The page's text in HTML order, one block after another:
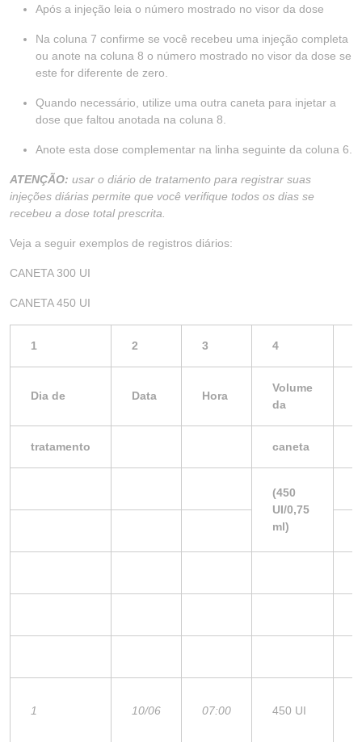
Após a injeção leia o número mostrado no visor da dose
Na coluna 7 confirme se você recebeu uma injeção completa
ou anote na coluna 8 o número mostrado no visor da dose se
este for diferente de zero.
Quando necessário, utilize uma outra caneta para injetar a
dose que faltou anotada na coluna 8.
Anote esta dose complementar na linha seguinte da coluna 6.
ATENÇÃO: usar o diário de tratamento para registrar suas
injeções diárias permite que você verifique todos os dias se
recebeu a dose total prescrita.
Veja a seguir exemplos de registros diários:
CANETA 300 UI
CANETA 450 UI
1 2 3 4
Dia de Data Hora
Volume
da
tratamento caneta
(450
UI/0,75
ml)
1 10/06 07:00 450 UI